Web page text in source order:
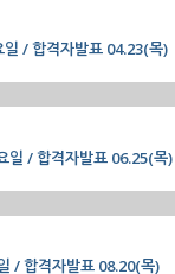
/ 합격자발표 04.23(목)
일 / 합격자발표 06.25(목)
/ 합격자발표 08.20(목)